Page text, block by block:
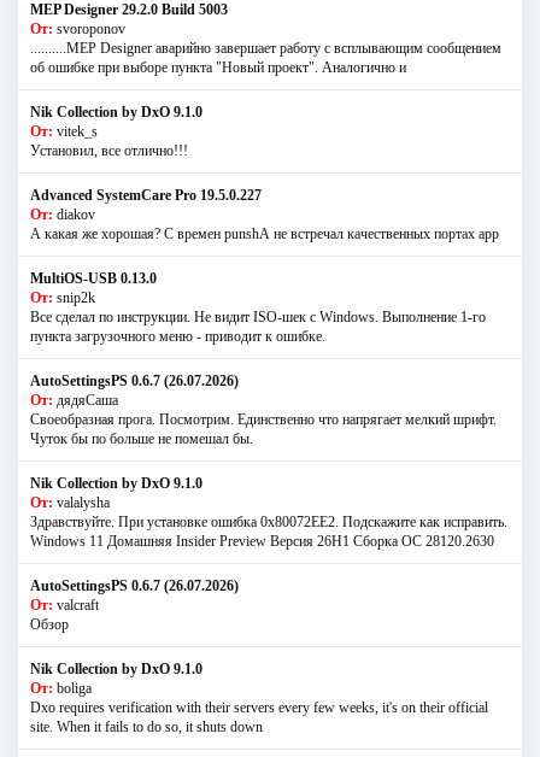
MEP Designer 29.2.0 Build 5003
От: svoroponov
..........MEP Designer аварийно завершает работу с всплывающим сообщением
об ошибке при выборе пункта "Новый проект". Аналогично и
Nik Collection by DxO 9.1.0
От: vitek_s
Установил, все отлично!!!
Advanced SystemCare Pro 19.5.0.227
От: diakov
А какая же хорошая? С времен punshА не встречал качественных портах app
MultiOS-USB 0.13.0
От: snip2k
Все сделал по инструкции. Не видит ISO-шек с Windows. Выполнение 1-го
пункта загрузочного меню - приводит к ошибке.
AutoSettingsPS 0.6.7 (26.07.2026)
От: дядяСаша
Своеобразная прога. Посмотрим. Единственно что напрягает мелкий шрифт.
Чуток бы по больше не помешал бы.
Nik Collection by DxO 9.1.0
От: valalysha
Здравствуйте. При установке ошибка 0х80072EE2. Подскажите как исправить.
Windows 11 Домашняя Insider Preview Версия 26H1 Сборка ОС 28120.2630
AutoSettingsPS 0.6.7 (26.07.2026)
От: valcraft
Обзор
Nik Collection by DxO 9.1.0
От: boliga
Dxo requires verification with their servers every few weeks, it's on their official
site. When it fails to do so, it shuts down